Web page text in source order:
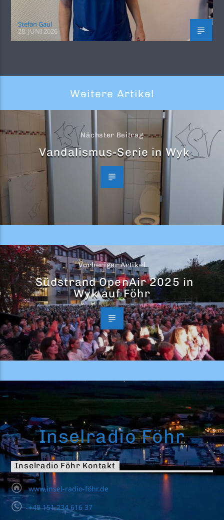
Stefan Gaul
28. JUNI 2026
Weitere Artikel
Nächster Beitrag
Vandalismus-Serie in Wyk
Vorheriger Artikel
Südstrand OpenAir 2025 in
Wyk auf Föhr
Inselradio Föhr
Inselradio Föhr Kontakt
www.insel-radio-föhr.de
+49 151 234 616 37